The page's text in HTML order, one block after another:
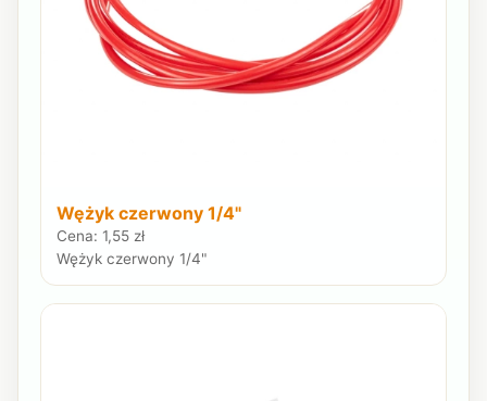
Wężyk czerwony 1/4"
Cena: 1,55 zł
Wężyk czerwony 1/4"